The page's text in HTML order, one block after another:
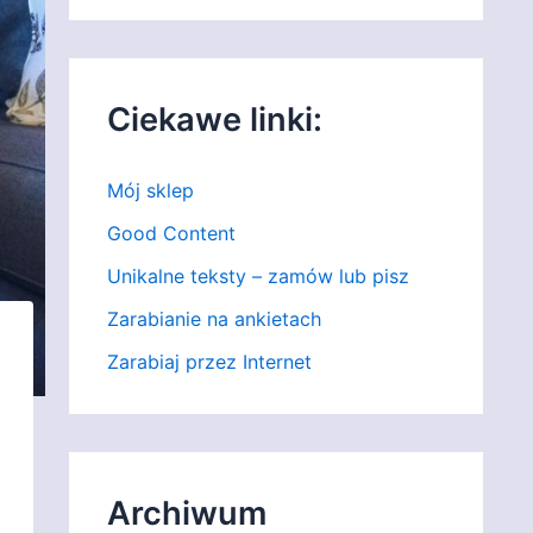
Ciekawe linki:
Mój sklep
Good Content
Unikalne teksty – zamów lub pisz
Zarabianie na ankietach
Zarabiaj przez Internet
Archiwum